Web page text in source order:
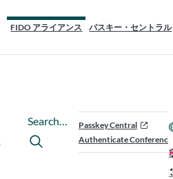
FIDO アライアンス パスキー・セントラル
Search…
Passkey Central
Authenticate Conference